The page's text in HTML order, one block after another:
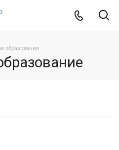
образование